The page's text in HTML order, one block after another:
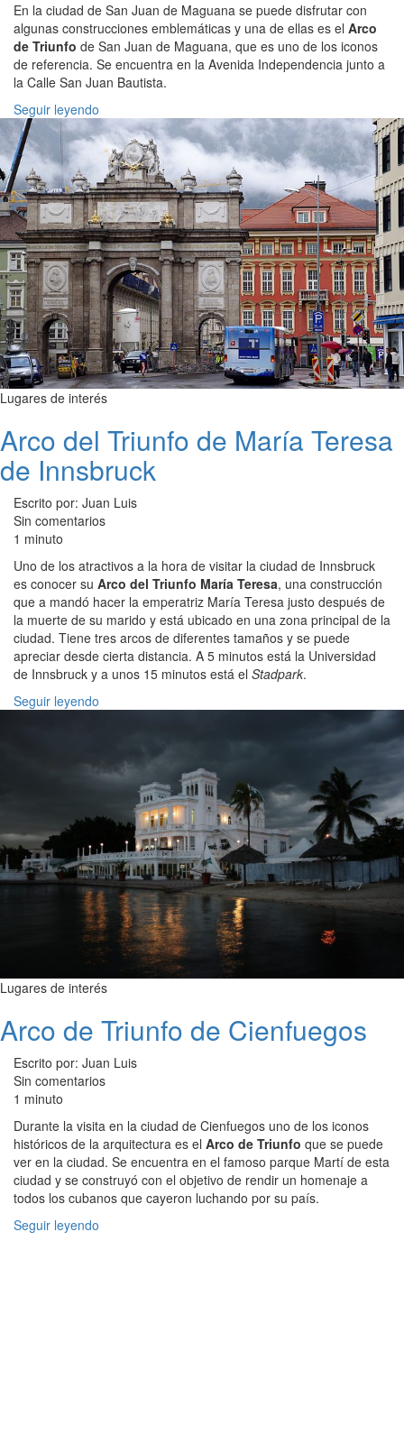
En la ciudad de San Juan de Maguana se puede disfrutar con
algunas construcciones emblemáticas y una de ellas es el Arco
de Triunfo de San Juan de Maguana, que es uno de los iconos
de referencia. Se encuentra en la Avenida Independencia junto a
la Calle San Juan Bautista.
Seguir leyendo
Lugares de interés
Arco del Triunfo de María Teresa
de Innsbruck
Escrito por: Juan Luis
Sin comentarios
1 minuto
Uno de los atractivos a la hora de visitar la ciudad de Innsbruck
es conocer su Arco del Triunfo María Teresa, una construcción
que a mandó hacer la emperatriz María Teresa justo después de
la muerte de su marido y está ubicado en una zona principal de la
ciudad. Tiene tres arcos de diferentes tamaños y se puede
apreciar desde cierta distancia. A 5 minutos está la Universidad
de Innsbruck y a unos 15 minutos está el Stadpark.
Seguir leyendo
Lugares de interés
Arco de Triunfo de Cienfuegos
Escrito por: Juan Luis
Sin comentarios
1 minuto
Durante la visita en la ciudad de Cienfuegos uno de los iconos
históricos de la arquitectura es el Arco de Triunfo que se puede
ver en la ciudad. Se encuentra en el famoso parque Martí de esta
ciudad y se construyó con el objetivo de rendir un homenaje a
todos los cubanos que cayeron luchando por su país.
Seguir leyendo